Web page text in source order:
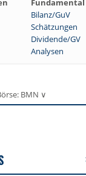
Fundamental
Bilanz/GuV
Schätzungen
Dividende/GV
Analysen
BMN ∨